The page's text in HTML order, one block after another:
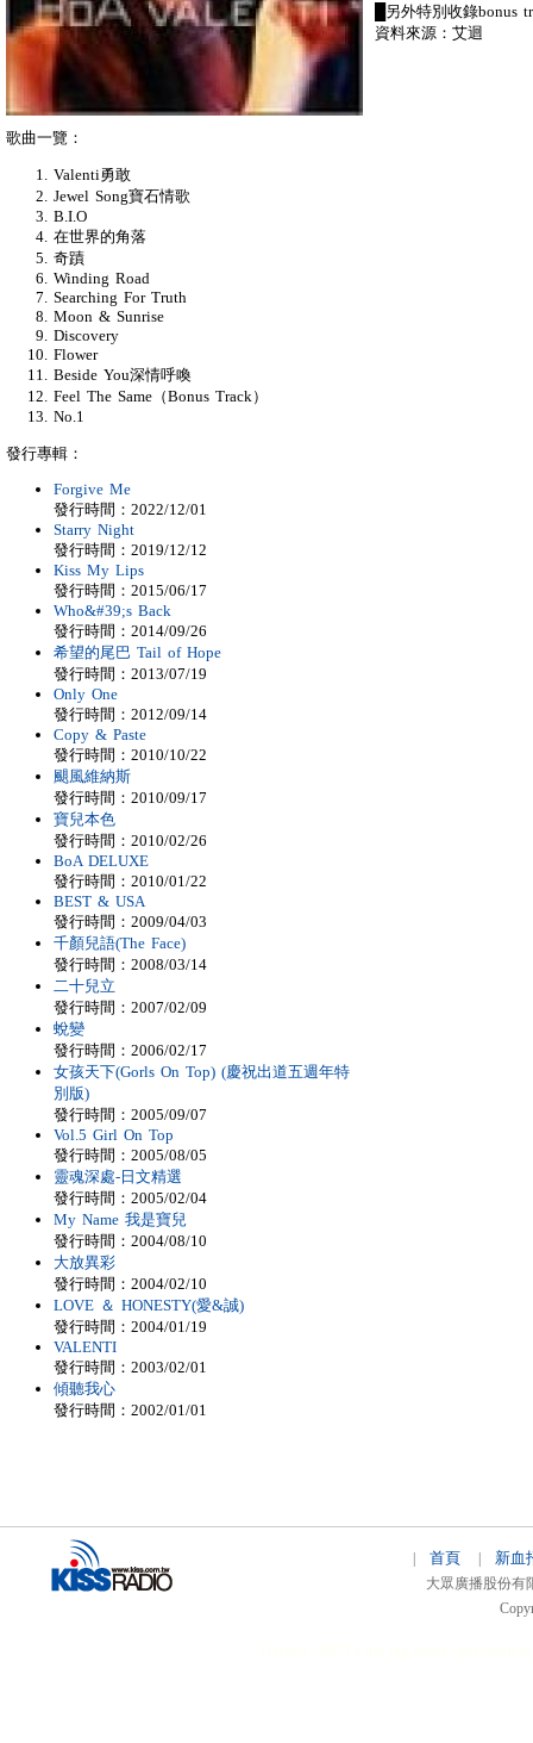
█另外特別收錄bonus
資料來源：艾迴
歌曲一覽：
Valenti勇敢
Jewel Song寶石情歌
B.I.O
在世界的角落
奇蹟
Winding Road
Searching For Truth
Moon & Sunrise
Discovery
Flower
Beside You深情呼喚
Feel The Same（Bonus Track）
No.1
發行專輯：
Forgive Me
發行時間：2022/12/01
Starry Night
發行時間：2019/12/12
Kiss My Lips
發行時間：2015/06/17
Who&#39;s Back
發行時間：2014/09/26
希望的尾巴 Tail of Hope
發行時間：2013/07/19
Only One
發行時間：2012/09/14
Copy & Paste
發行時間：2010/10/22
颶風維納斯
發行時間：2010/09/17
寶兒本色
發行時間：2010/02/26
BoA DELUXE
發行時間：2010/01/22
BEST & USA
發行時間：2009/04/03
千顏兒語(The Face)
發行時間：2008/03/14
二十兒立
發行時間：2007/02/09
蛻變
發行時間：2006/02/17
女孩天下(Gorls On Top) (慶祝出道五週年特
別版)
發行時間：2005/09/07
Vol.5 Girl On Top
發行時間：2005/08/05
靈魂深處-日文精選
發行時間：2005/02/04
My Name 我是寶兒
發行時間：2004/08/10
大放異彩
發行時間：2004/02/10
LOVE ＆ HONESTY(愛&誠)
發行時間：2004/01/19
VALENTI
發行時間：2003/02/01
傾聽我心
發行時間：2002/01/01
首頁 新血
大眾廣播股份有